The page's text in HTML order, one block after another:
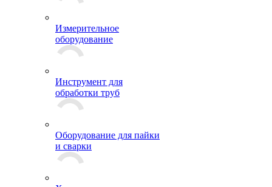
Измерительное
оборудование
Инструмент для
обработки труб
Оборудование для пайки
и сварки